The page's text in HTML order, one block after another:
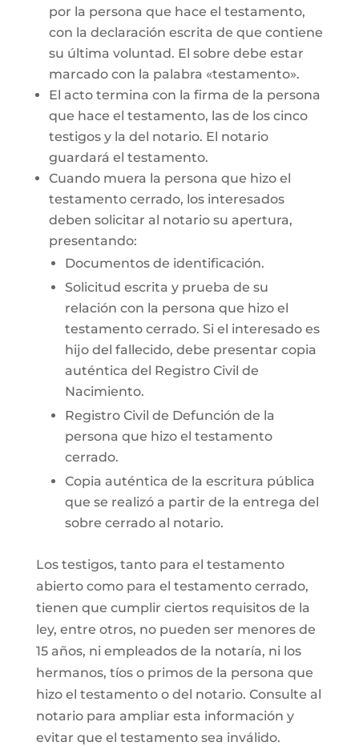
por la persona que hace el testamento,
con la declaración escrita de que contiene
su última voluntad. El sobre debe estar
marcado con la palabra «testamento».
El acto termina con la firma de la persona
que hace el testamento, las de los cinco
testigos y la del notario. El notario
guardará el testamento.
Cuando muera la persona que hizo el
testamento cerrado, los interesados
deben solicitar al notario su apertura,
presentando:
Documentos de identificación.
Solicitud escrita y prueba de su
relación con la persona que hizo el
testamento cerrado. Si el interesado es
hijo del fallecido, debe presentar copia
auténtica del Registro Civil de
Nacimiento.
Registro Civil de Defunción de la
persona que hizo el testamento
cerrado.
Copia auténtica de la escritura pública
que se realizó a partir de la entrega del
sobre cerrado al notario.
Los testigos, tanto para el testamento
abierto como para el testamento cerrado,
tienen que cumplir ciertos requisitos de la
ley, entre otros, no pueden ser menores de
15 años, ni empleados de la notaría, ni los
hermanos, tíos o primos de la persona que
hizo el testamento o del notario. Consulte al
notario para ampliar esta información y
evitar que el testamento sea inválido.